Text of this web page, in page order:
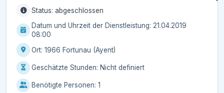
Status: abgeschlossen
Datum und Uhrzeit der Dienstleistung: 21.04.2019
08:00
Ort: 1966 Fortunau (Ayent)
Geschätzte Stunden: Nicht definiert
Benötigte Personen: 1